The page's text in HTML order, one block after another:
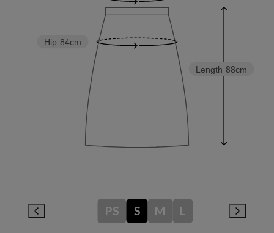
Length 88cm
Hip 84cm
PS S M L